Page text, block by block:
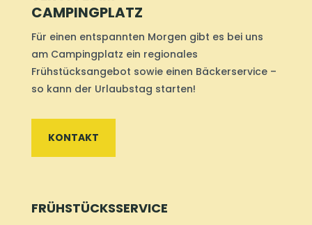
CAMPINGPLATZ
Für einen entspannten Morgen gibt es bei uns
am Campingplatz ein regionales
Frühstücksangebot sowie einen Bäckerservice –
so kann der Urlaubstag starten!
KONTAKT
FRÜHSTÜCKSSERVICE